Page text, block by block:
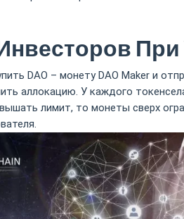
DAO – монету DAO Maker и
аллокацию. У каждого
лимит, то монеты сверх